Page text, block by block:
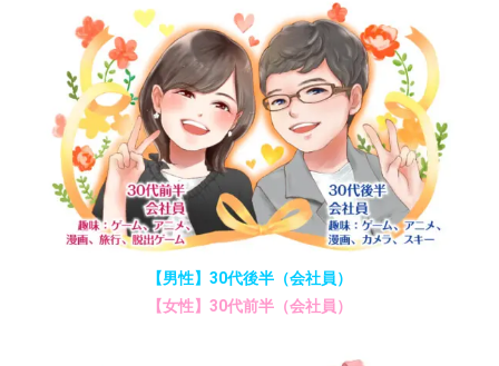
【男性】30代後半（会社員）
【女性】30代前半（会社員）